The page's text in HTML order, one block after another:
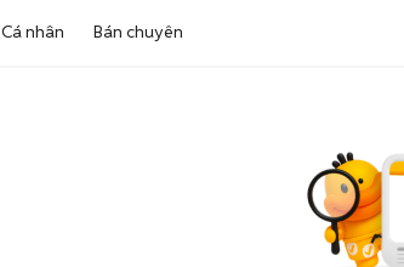
Cá nhân Bán chuyên